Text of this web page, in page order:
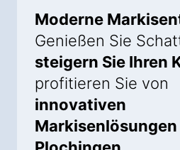
Moderne
Genießen Sie
steigern Sie Ihren
profitieren Sie von
innovativen
Markisenlösungen